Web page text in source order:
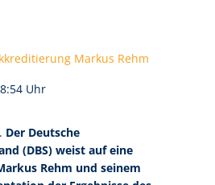
Markus Rehm
Uhr
Der Deutsche
(DBS) weist auf eine
Rehm und seinem